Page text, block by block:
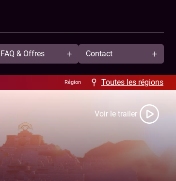
FAQ & Offres
Aide / FAQ
Offres
Anniversaire
Contact
À propos
Nous contacter
Nos cinémas
Région Toutes les régions
Voir le trailer